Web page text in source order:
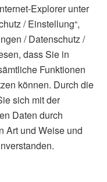
Explorer unter
/ Einstellung“,
/ Datenschutz /
dass Sie in
Funktionen
können. Durch die
sich mit der
Daten durch
Art und Weise und